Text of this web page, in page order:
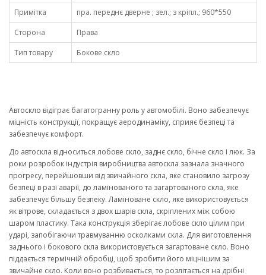
Примітка
пра. переднє дверне ; зел.; з кріпл.; 960*550
Сторона
Права
Тип товару
Бокове скло
Автоскло відіграє багатогранну роль у автомобілі. Воно забезпечує
міцність конструкції, покращує аеродинаміку, сприяє безпеці та
забезпечує комфорт.
До автоскла відноситься лобове скло, заднє скло, бічне скло і люк. За
роки розробок індустрія виробництва автоскла зазнала значного
прогресу, перейшовши від звичайного скла, яке становило загрозу
безпеці в разі аварії, до ламінованого та загартованого скла, яке
забезпечує більшу безпеку. Ламіноване скло, яке використовується
як вітрове, складається з двох шарів скла, скріплених між собою
шаром пластику. Така конструкція зберігає лобове скло цілим при
ударі, запобігаючи травмуванню осколками скла. Для виготовлення
заднього і бокового скла використовується загартоване скло. Воно
піддається термічній обробці, щоб зробити його міцнішим за
звичайне скло. Коли воно розбивається, то розлітається на дрібні